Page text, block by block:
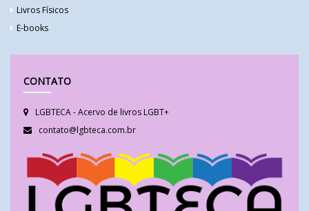
Livros Físicos
E-books
CONTATO
LGBTECA - Acervo de livros LGBT+
contato@lgbteca.com.br